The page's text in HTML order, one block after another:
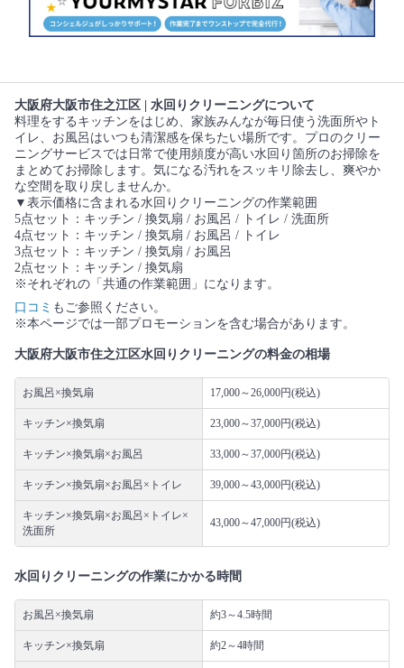
大阪府大阪市住之江区 | 水回りクリーニングについて
料理をするキッチンをはじめ、家族みんなが毎日使う洗面所やト
イレ、お風呂はいつも清潔感を保ちたい場所です。プロのクリー
ニングサービスでは日常で使用頻度が高い水回り箇所のお掃除を
まとめてお掃除します。気になる汚れをスッキリ除去し、爽やか
な空間を取り戻しませんか。
▼表示価格に含まれる水回りクリーニングの作業範囲
5点セット：キッチン / 換気扇 / お風呂 / トイレ / 洗面所
4点セット：キッチン / 換気扇 / お風呂 / トイレ
3点セット：キッチン / 換気扇 / お風呂
2点セット：キッチン / 換気扇
※それぞれの「共通の作業範囲」になります。
口コミ もご参照ください。
※本ページでは一部プロモーションを含む場合があります。
大阪府大阪市住之江区水回りクリーニングの料金の相場
お風呂×換気扇 17,000～26,000円(税込)
キッチン×換気扇 23,000～37,000円(税込)
キッチン×換気扇×お風呂 33,000～37,000円(税込)
キッチン×換気扇×お風呂×トイレ 39,000～43,000円(税込)
キッチン×換気扇×お風呂×トイレ×
洗面所
43,000～47,000円(税込)
水回りクリーニングの作業にかかる時間
お風呂×換気扇 約3～4.5時間
キッチン×換気扇 約2～4時間